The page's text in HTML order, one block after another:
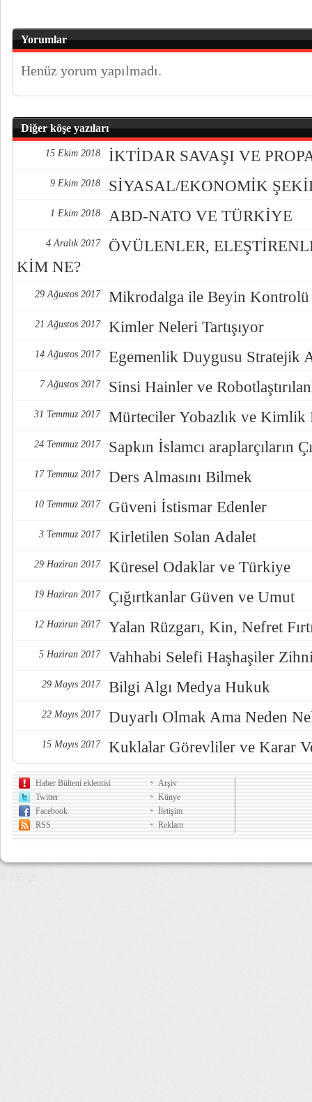
Yorumlar
Henüz yorum yapılmadı.
Diğer köşe yazıları
15 Ekim 2018 İKTİDAR SAVAŞI VE
9 Ekim 2018 SİYASAL/EKONOMİK
1 Ekim 2018 ABD-NATO VE TÜRKİYE
4 Aralık 2017
ÖVÜLENLER,
KİM NE?
29 Ağustos 2017 Mikrodalga ile Beyin Kontrolü
21 Ağustos 2017 Kimler Neleri Tartışıyor
14 Ağustos 2017 Egemenlik Duygusu Stratejik
7 Ağustos 2017 Sinsi Hainler ve
31 Temmuz 2017 Mürteciler Yobazlık ve Kimlik
24 Temmuz 2017 Sapkın İslamcı araplarçıların
17 Temmuz 2017 Ders Almasını Bilmek
10 Temmuz 2017 Güveni İstismar Edenler
3 Temmuz 2017 Kirletilen Solan Adalet
29 Haziran 2017 Küresel Odaklar ve Türkiye
19 Haziran 2017 Çığırtkanlar Güven ve Umut
12 Haziran 2017 Yalan Rüzgarı, Kin, Nefret
5 Haziran 2017 Vahhabi Selefi Haşhaşiler
29 Mayıs 2017 Bilgi Algı Medya Hukuk
22 Mayıs 2017 Duyarlı Olmak Ama Neden
15 Mayıs 2017 Kuklalar Görevliler ve Karar
Haber Bülteni eklentisi
Twitter
Facebook
RSS
Arşiv
Künye
İletişim
Reklam